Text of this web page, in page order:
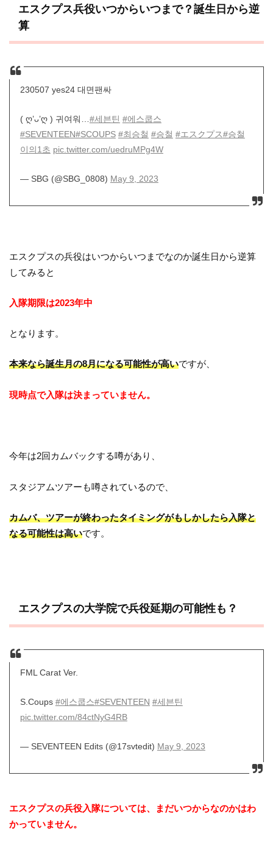
エスクプス兵役いつからいつまで？誕生日から逆
算
230507 yes24 대면팬싸
( ღ’ᴗ’ღ ) 귀여워… #세븐틴 #에스쿱스
#SEVENTEEN#SCOUPS #최승철 #승철 #エスクプス#승철
이의1초 pic.twitter.com/uedruMPg4W
— SBG (@SBG_0808) May 9, 2023
エスクプスの兵役はいつからいつまでなのか誕生日から逆算
してみると
入隊期限は2023年中
となります。
本来なら誕生月の8月になる可能性が高いですが、
現時点で入隊は決まっていません。
今年は2回カムバックする噂があり、
スタジアムツアーも噂されているので、
カムバ、ツアーが終わったタイミングがもしかしたら入隊と
なる可能性は高いです。
エスクプスの大学院で兵役延期の可能性も？
FML Carat Ver.
S.Coups #에스쿱스#SEVENTEEN #세븐틴
pic.twitter.com/84ctNyG4RB
— SEVENTEEN Edits (@17svtedit) May 9, 2023
エスクプスの兵役入隊については、まだいつからなのかはわ
かっていません。